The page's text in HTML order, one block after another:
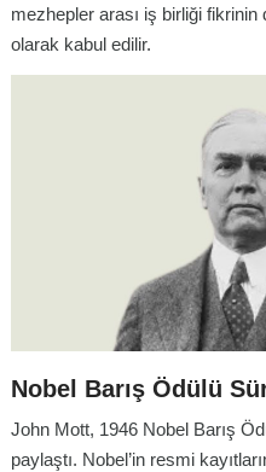
mezhepler arası iş birliği
olarak kabul edilir.
Nobel Barış Ödülü
John Mott, 1946 Nobel Barış
paylaştı. Nobel’in resmi